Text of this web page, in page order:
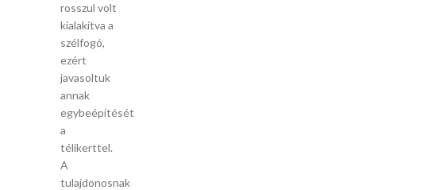
rosszul volt
kialakítva a
szélfogó,
ezért
javasoltuk
annak
egybeépítését
a
télikerttel.
A
tulajdonosnak